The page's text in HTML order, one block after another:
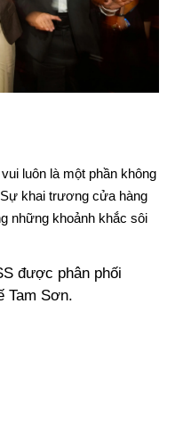
luôn là một phần không
khai trương cửa hàng
những khoảnh khắc sôi
được phân phối
Tam Sơn.